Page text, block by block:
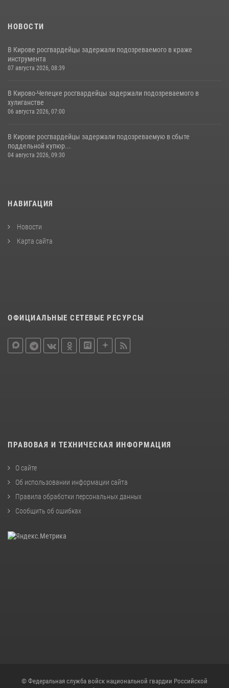
НОВОСТИ
В Кирове росгвардейцы задержали подозреваемого в краже
инструмента
07 августа 2026, 08:39
В Кирово-Чепецке росгвардейцы задержали подозреваемого в
хулиганстве
06 августа 2026, 07:00
В Кирове росгвардейцы задержали подозреваемую в сбыте
поддельной купюр...
04 августа 2026, 09:30
НАВИГАЦИЯ
Новости
Карта сайта
ОФИЦИАЛЬНЫЕ СЕТЕВЫЕ РЕСУРСЫ
ПРАВОВАЯ И ТЕХНИЧЕСКАЯ ИНФОРМАЦИЯ
О сайте
Об использовании информации сайта
Правила обработки персональных данных
Сообщить об ошибках
© Федеральная служба войск национальной гвардии Российской